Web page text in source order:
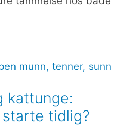
kattunge:
tidlig?